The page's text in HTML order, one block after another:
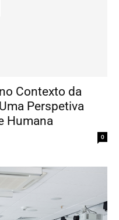
Contexto da
Perspetiva
Humana
0